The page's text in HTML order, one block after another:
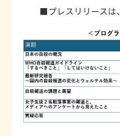
■プレスリリースは、